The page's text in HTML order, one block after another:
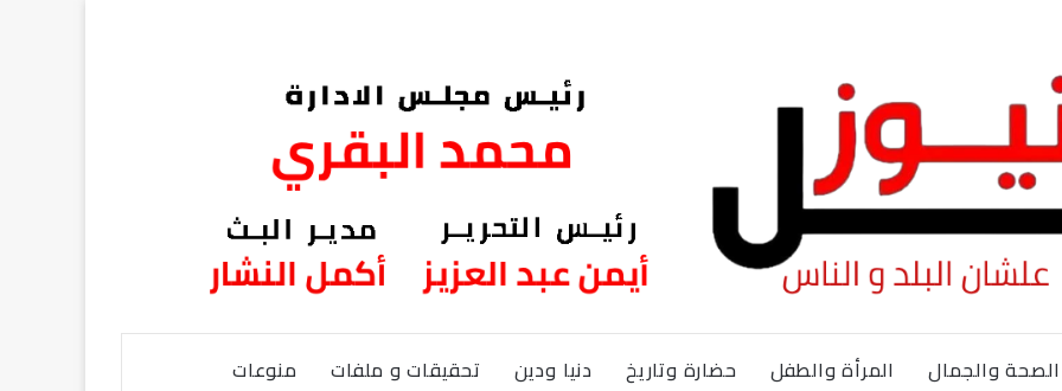
الصحة والجمال المرأة والطفل حضارة وتاريخ دنيا ودين تحقيقات و ملفات منوعات